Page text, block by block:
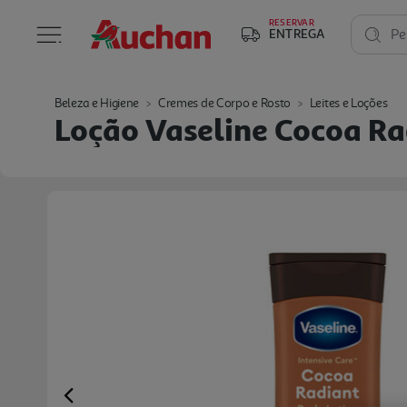
RESERVAR
ENTREGA
Beleza e Higiene Cremes de Corpo e Rosto Leites e Loções
Loção Vaseline Cocoa